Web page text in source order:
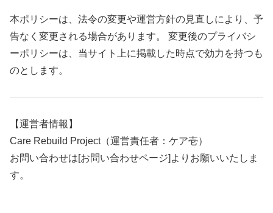
本ポリシーは、法令の変更や運営方針の見直しにより、予
告なく変更される場合があります。 変更後のプライバシ
ーポリシーは、当サイト上に掲載した時点で効力を持つも
のとします。
【運営者情報】
Care Rebuild Project（運営責任者：ケア壱）
お問い合わせは[お問い合わせページ]よりお願いいたしま
す。